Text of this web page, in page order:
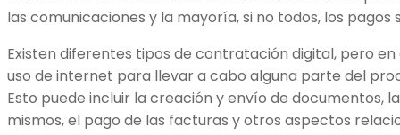
las comunicaciones y la mayoría, si no todos, los pagos
Existen diferentes tipos de contratación digital, pero
uso de internet para llevar a cabo alguna parte del
Esto puede incluir la creación y envío de documentos,
mismos, el pago de las facturas y otros aspectos